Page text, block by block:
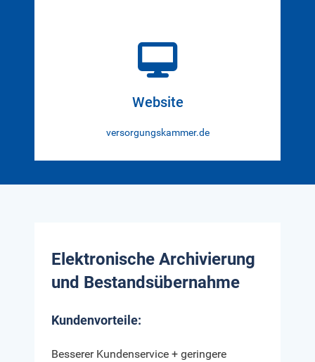
Website
versorgungskammer.de
Elektronische Archivierung
und Bestandsübernahme
Kundenvorteile:
Besserer Kundenservice + geringere